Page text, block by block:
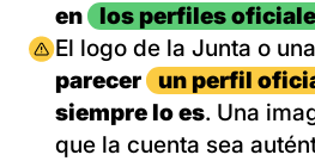
en
los perfiles
Imagen
El logo de la Junta o
parecer
un perfil
siempre lo es. Una
que la cuenta sea